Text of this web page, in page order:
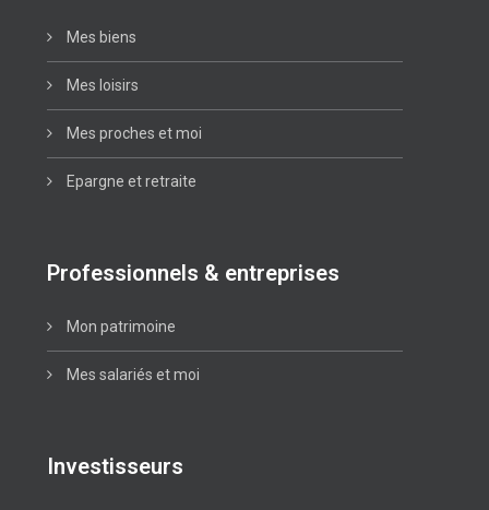
Mes biens
Mes loisirs
Mes proches et moi
Epargne et retraite
Professionnels & entreprises
Mon patrimoine
Mes salariés et moi
Investisseurs